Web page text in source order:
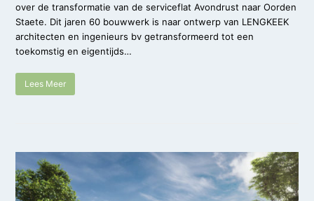
over de transformatie van de serviceflat Avondrust naar Oorden
Staete. Dit jaren 60 bouwwerk is naar ontwerp van LENGKEEK
architecten en ingenieurs bv getransformeerd tot een
toekomstig en eigentijds…
Lees Meer